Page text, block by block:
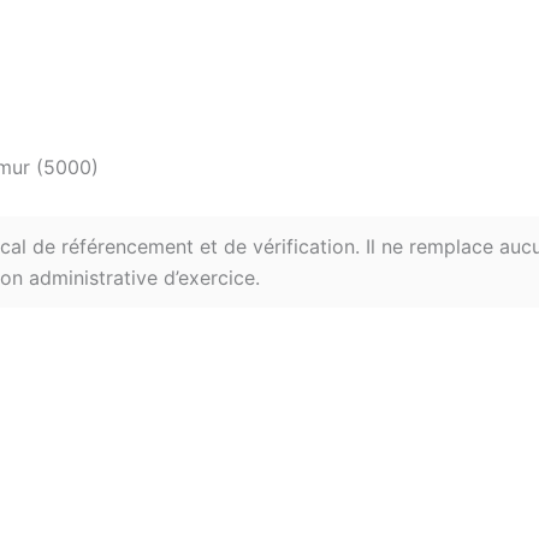
(5000)
de référencement et de vérification. Il ne remplace
administrative d’exercice.